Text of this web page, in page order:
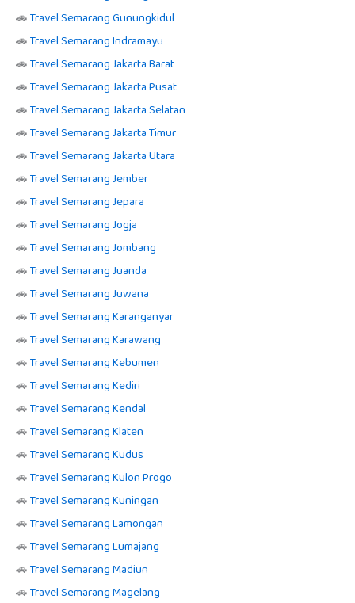
🚗Travel Semarang Gunungkidul
🚗Travel Semarang Indramayu
🚗Travel Semarang Jakarta Barat
🚗Travel Semarang Jakarta Pusat
🚗Travel Semarang Jakarta Selatan
🚗Travel Semarang Jakarta Timur
🚗Travel Semarang Jakarta Utara
🚗Travel Semarang Jember
🚗Travel Semarang Jepara
🚗Travel Semarang Jogja
🚗Travel Semarang Jombang
🚗Travel Semarang Juanda
🚗Travel Semarang Juwana
🚗Travel Semarang Karanganyar
🚗Travel Semarang Karawang
🚗Travel Semarang Kebumen
🚗Travel Semarang Kediri
🚗Travel Semarang Kendal
🚗Travel Semarang Klaten
🚗Travel Semarang Kudus
🚗Travel Semarang Kulon Progo
🚗Travel Semarang Kuningan
🚗Travel Semarang Lamongan
🚗Travel Semarang Lumajang
🚗Travel Semarang Madiun
🚗Travel Semarang Magelang